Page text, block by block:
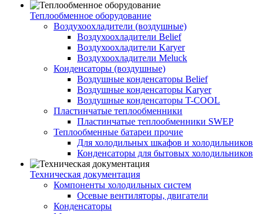
Теплообменное оборудование
Воздухоохладители (воздушные)
Воздухоохладители Belief
Воздухоохладители Karyer
Воздухоохладители Meluck
Конденсаторы (воздушные)
Воздушные конденсаторы Belief
Воздушные конденсаторы Karyer
Воздушные конденсаторы T-COOL
Пластинчатые теплообменники
Пластинчатые теплообменники SWEP
Теплообменные батареи прочие
Для холодильных шкафов и холодильников
Конденсаторы для бытовых холодильников
Техническая документация
Компоненты холодильных систем
Осевые вентиляторы, двигатели
Конденсаторы